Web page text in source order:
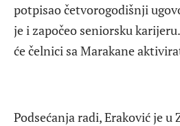
potpisao četvorogodišnji
je i započeo seniorsku
će čelnici sa Marakane
Podsećanja radi, Eraković je